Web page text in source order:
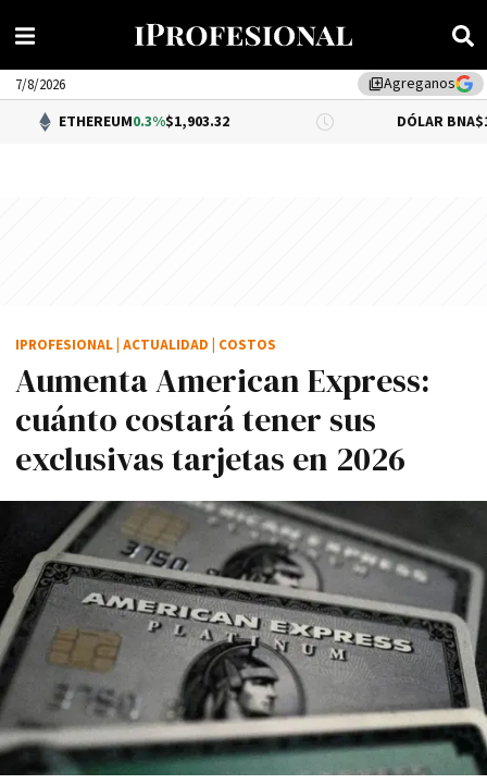
library_addAgreganos
7/8/2026
0.3%$1,903.32 DÓLAR BNA$1,520.00
Aumenta American Express:
cuánto costará tener sus
exclusivas tarjetas en 2026
IPROFESIONAL ACTUALIDAD COSTOS